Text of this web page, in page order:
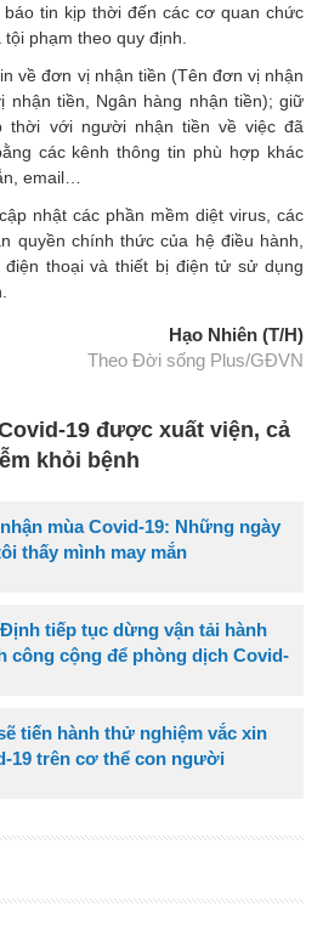
tin kịp thời đến các cơ quan chức
phạm theo quy định.
về đơn vị nhận tiền (Tên đơn vị nhận
nhận tiền, Ngân hàng nhận tiền); giữ
thời với người nhận tiền về việc đã
các kênh thông tin phù hợp khác
email…
nhật các phần mềm diệt virus, các
quyền chính thức của hệ điều hành,
thoại và thiết bị điện tử sử dụng
Hạo Nhiên (T/H)
Theo Đời sống Plus/GĐVN
19 được xuất viện, cả
khỏi bệnh
mùa Covid-19: Những ngày
thấy mình may mắn
tiếp tục dừng vận tải hành
công cộng để phòng dịch Covid-
tiến hành thử nghiệm vắc xin
19 trên cơ thể con người